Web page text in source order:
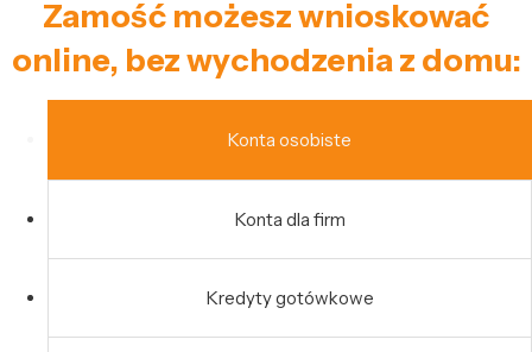
Zamość możesz wnioskować
online, bez wychodzenia z domu:
Konta osobiste
Konta dla firm
Kredyty gotówkowe